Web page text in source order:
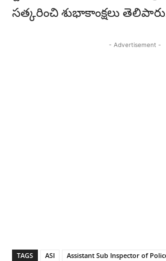
సత్కరించి శుభాకాంక్షలు
- Advertisement -
TAGS ASI Assistant Sub Inspector of